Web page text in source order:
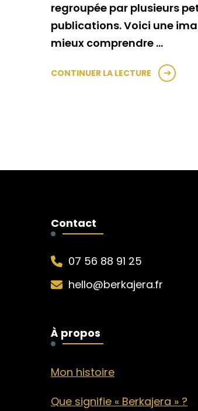
regroupée par plusieurs
publications. Voici une
mieux comprendre …
CONTINUER LA LECTURE
Contact
07 56 88 91 25
hello@berkajera.fr
À propos
Mon histoire
Que signifie « Berkajera » ?